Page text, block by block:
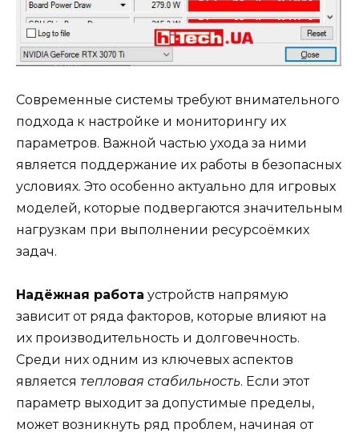
Современные системы требуют внимательного
подхода к настройке и мониторингу их
параметров. Важной частью ухода за ними
является поддержание их работы в безопасных
условиях. Это особенно актуально для игровых
моделей, которые подвергаются значительным
нагрузкам при выполнении ресурсоёмких
задач.
Надёжная работа устройств напрямую
зависит от ряда факторов, которые влияют на
их производительность и долговечность.
Среди них одним из ключевых аспектов
является тепловая стабильность. Если этот
параметр выходит за допустимые пределы,
может возникнуть ряд проблем, начиная от